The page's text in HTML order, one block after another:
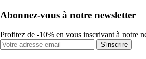
Abonnez-vous à notre newsletter
Profitez de -10% en vous inscrivant à notre
S'inscrire